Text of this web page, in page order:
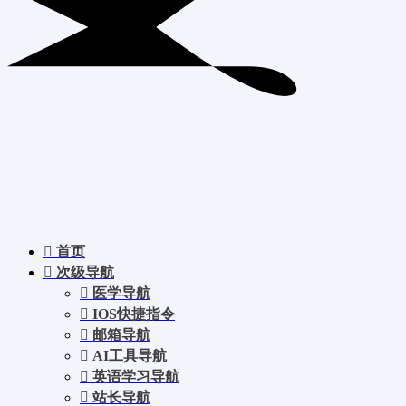
首页
次级导航
医学导航
IOS快捷指令
邮箱导航
AI工具导航
英语学习导航
站长导航